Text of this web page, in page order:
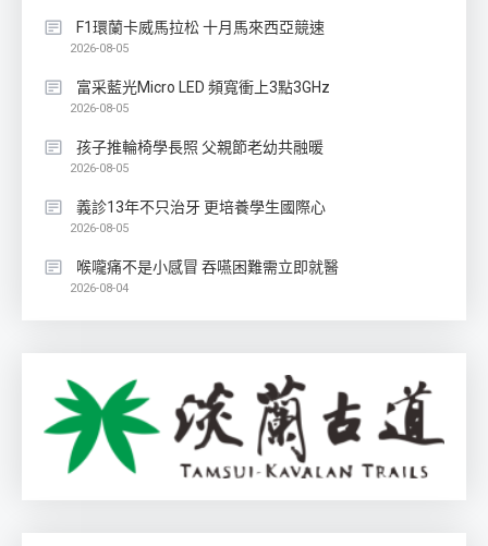
F1環蘭卡威馬拉松 十月馬來西亞競速
2026-08-05
富采藍光Micro LED 頻寬衝上3點3GHz
2026-08-05
孩子推輪椅學長照 父親節老幼共融暖
2026-08-05
義診13年不只治牙 更培養學生國際心
2026-08-05
喉嚨痛不是小感冒 吞嚥困難需立即就醫
2026-08-04